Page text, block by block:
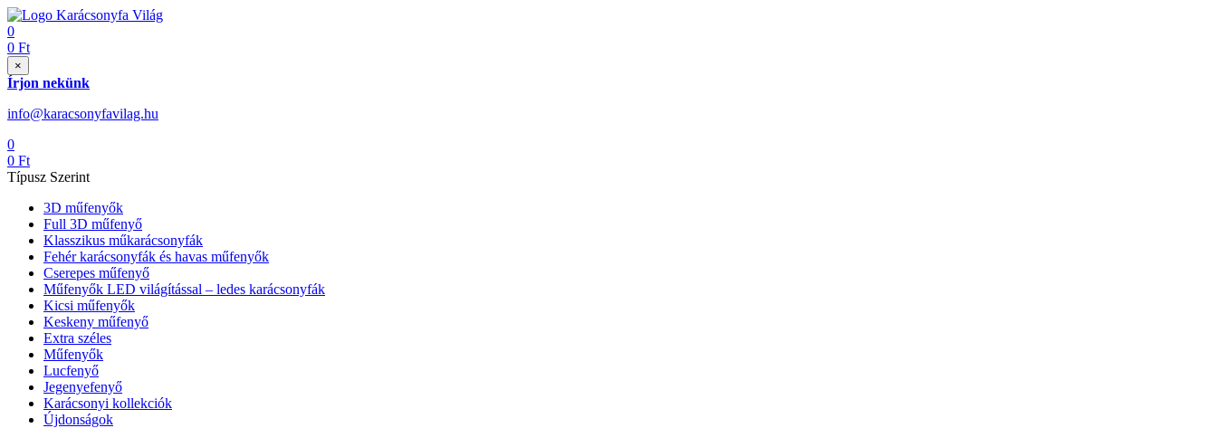
0
0 Ft
×
Írjon nekünk
info@karacsonyfavilag.hu
0
0 Ft
Típusz Szerint
3D műfenyők
Full 3D műfenyő
Klasszikus műkarácsonyfák
Fehér karácsonyfák és havas műfenyők
Cserepes műfenyő
Műfenyők LED világítással – ledes karácsonyfák
Kicsi műfenyők
Keskeny műfenyő
Extra széles
Műfenyők
Lucfenyő
Jegenyefenyő
Karácsonyi kollekciók
Újdonságok